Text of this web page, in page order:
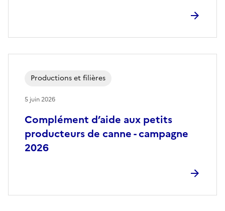
Complément d’aide aux petits
producteurs de canne - campagne
2026
Productions et filières
5 juin 2026